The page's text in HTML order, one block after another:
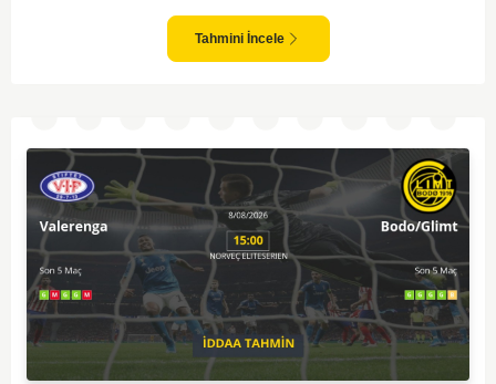
yapıyor. Sarpsborg'un ise sürpriz yapabilme potansiyeli olsa da,
genellikle güçlü rakipler karşısında tutunmakta zorlandıkları biliniyor. Bu
doğrultuda, Viking'in galibiyete yakın olabileceği bir maç beklenebilir.
Tahmini İncele